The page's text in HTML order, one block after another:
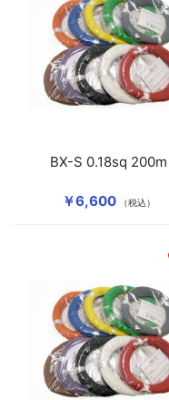
￥6,600 （税込）
BX-S 0.18sq 200m